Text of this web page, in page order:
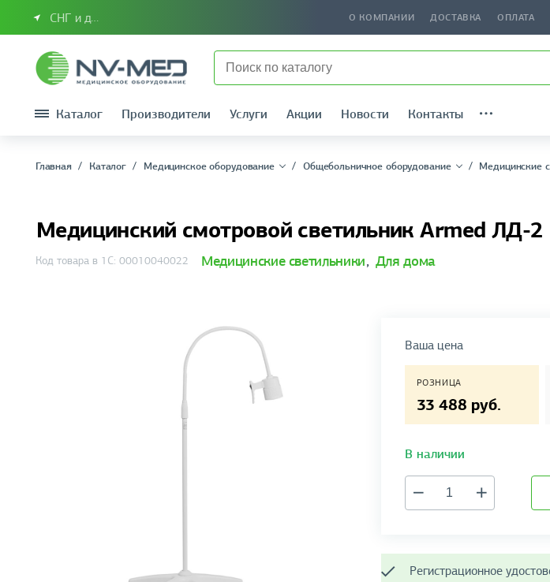
СНГ и другие страны О КОМПАНИИ ДОСТАВКА ОПЛАТА
Каталог Производители Услуги Акции Новости Контакты
Главная Каталог Медицинское оборудование Общебольничное оборудование Медицинские
Медицинский смотровой светильник Armed ЛД-2
Код товара в 1С: 00010040022 Медицинские светильники, Для дома
Ваша цена
РОЗНИЦА
33 488 руб.
В наличии
Регистрационное